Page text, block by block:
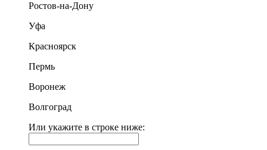
Ростов-на-Дону
Уфа
Красноярск
Пермь
Воронеж
Волгоград
Или укажите в строке ниже: